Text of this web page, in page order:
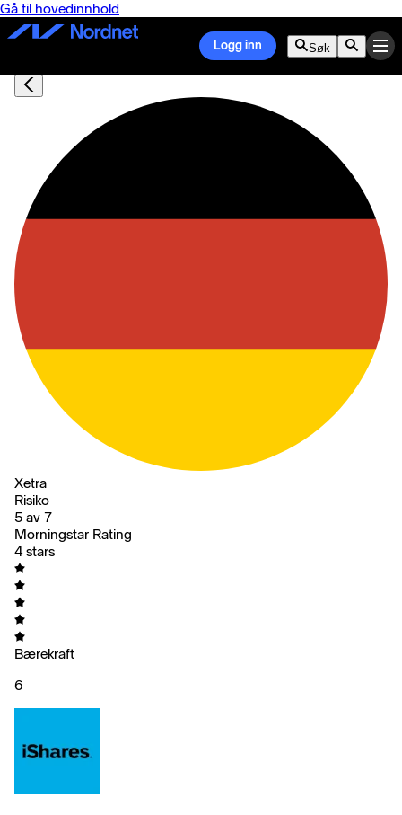
Gå til hovedinnhold
Logg inn Søk
Xetra
Risiko
5 av 7
Morningstar Rating
4 stars
Bærekraft
6